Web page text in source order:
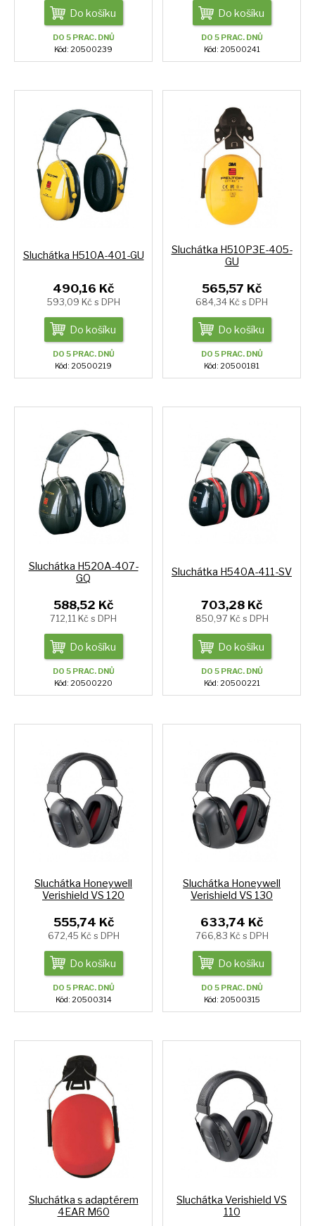
Do košíku
DO 5 PRAC. DNŮ
Kód: 20500239
Do košíku
DO 5 PRAC. DNŮ
Kód: 20500241
Sluchátka H510A-401-GU
490,16 Kč
593,09 Kč s DPH
Do košíku
DO 5 PRAC. DNŮ
Kód: 20500219
Sluchátka H510P3E-405-
GU
565,57 Kč
684,34 Kč s DPH
Do košíku
DO 5 PRAC. DNŮ
Kód: 20500181
Sluchátka H520A-407-
GQ
588,52 Kč
712,11 Kč s DPH
Do košíku
DO 5 PRAC. DNŮ
Kód: 20500220
Sluchátka H540A-411-SV
703,28 Kč
850,97 Kč s DPH
Do košíku
DO 5 PRAC. DNŮ
Kód: 20500221
Sluchátka Honeywell
Verishield VS 120
555,74 Kč
672,45 Kč s DPH
Do košíku
DO 5 PRAC. DNŮ
Kód: 20500314
Sluchátka Honeywell
Verishield VS 130
633,74 Kč
766,83 Kč s DPH
Do košíku
DO 5 PRAC. DNŮ
Kód: 20500315
Sluchátka s adaptérem
4EAR M60
Sluchátka Verishield VS
110